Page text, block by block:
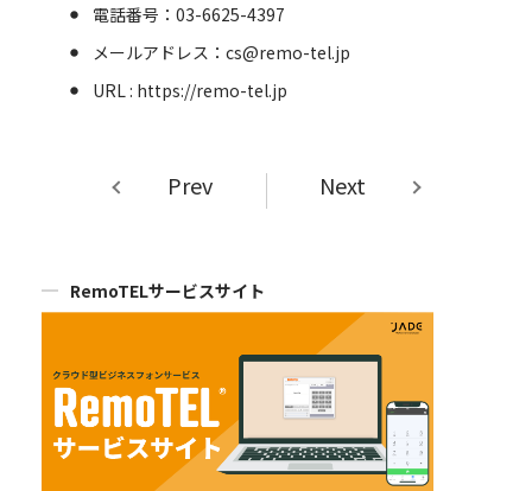
電話番号：03-6625-4397
メールアドレス：cs@remo-tel.jp
URL : https://remo-tel.jp
Prev Next
RemoTELサービスサイト